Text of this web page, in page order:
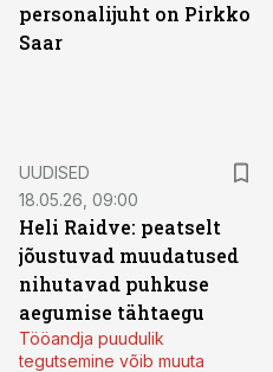
personalijuht on Pirkko
Saar
UUDISED
18.05.26, 09:00
Heli Raidve: peatselt
jõustuvad muudatused
nihutavad puhkuse
aegumise tähtaegu
Tööandja puudulik
tegutsemine võib muuta